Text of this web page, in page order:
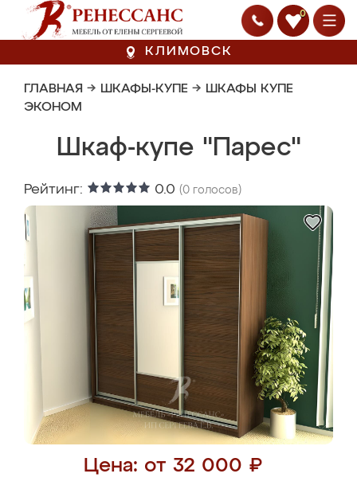
0
КЛИМОВСК
ГЛАВНАЯ → ШКАФЫ-КУПЕ → ШКАФЫ КУПЕ
ЭКОНОМ
Шкаф-купе "Парес"
Рейтинг: 0.0 (0 голосов)
Цена: от 32 000 ₽